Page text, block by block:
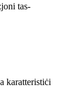
tas-
karatteristiċi